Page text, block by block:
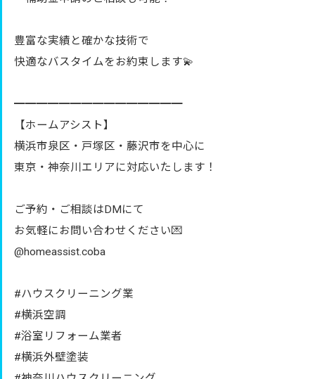
豊富な実績と確かな技術で
快適なバスタイムをお約束します💫
━━━━━━━━━━━━━━━
【ホームアシスト】
横浜市泉区・戸塚区・藤沢市を中心に
東京・神奈川エリアに対応いたします！
ご予約・ご相談はDMにて
お気軽にお問い合わせください💌
@homeassist.coba
#ハウスクリーニング業
#横浜空調
#浴室リフォーム業者
#横浜外壁塗装